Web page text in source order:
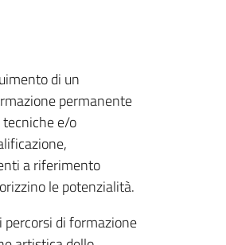
di un
permanente
tecniche e/o
a riferimento
le potenzialità.
di formazione